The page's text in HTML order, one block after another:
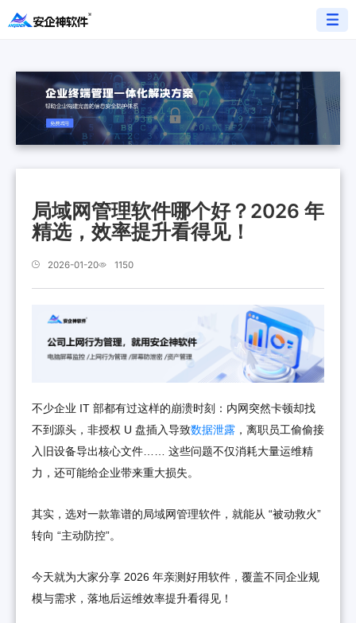
局域网管理软件哪个好？2026 年
精选，效率提升看得见！
2026-01-20 1150
不少企业 IT 部都有过这样的崩溃时刻：内网突然卡顿却找
不到源头，非授权 U 盘插入导致数据泄露 ，离职员工偷偷接
入旧设备导出核心文件…… 这些问题不仅消耗大量运维精
力，还可能给企业带来重大损失。
其实，选对一款靠谱的局域网管理软件，就能从 “被动救火”
转向 “主动防控”。
今天就为大家分享 2026 年亲测好用软件，覆盖不同企业规
模与需求，落地后运维效率提升看得见！